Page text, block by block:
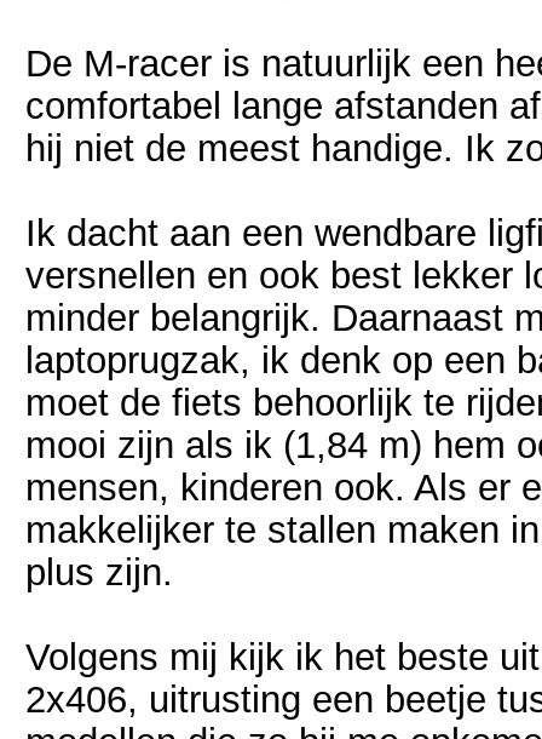
De M-racer is natuurlijk een
comfortabel lange afstanden
hij niet de meest handige. Ik
Ik dacht aan een wendbare
versnellen en ook best lekker
minder belangrijk. Daarnaast
laptoprugzak, ik denk op een
moet de fiets behoorlijk te
mooi zijn als ik (1,84 m) hem
mensen, kinderen ook. Als er
makkelijker te stallen maken
plus zijn.
Volgens mij kijk ik het beste
2x406, uitrusting een beetje